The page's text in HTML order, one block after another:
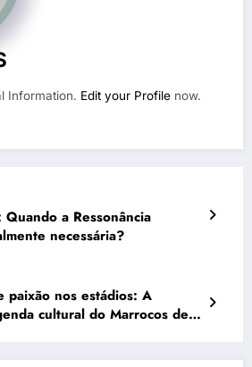
Information. Edit your Profile now.
Quando a Ressonância
necessária?
paixão nos estádios: A
cultural do Marrocos de